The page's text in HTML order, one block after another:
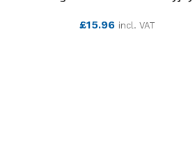
£15.96 incl. VAT